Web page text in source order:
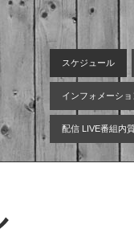
スケジュール
インフォメーショ
配信 LIVE番組内